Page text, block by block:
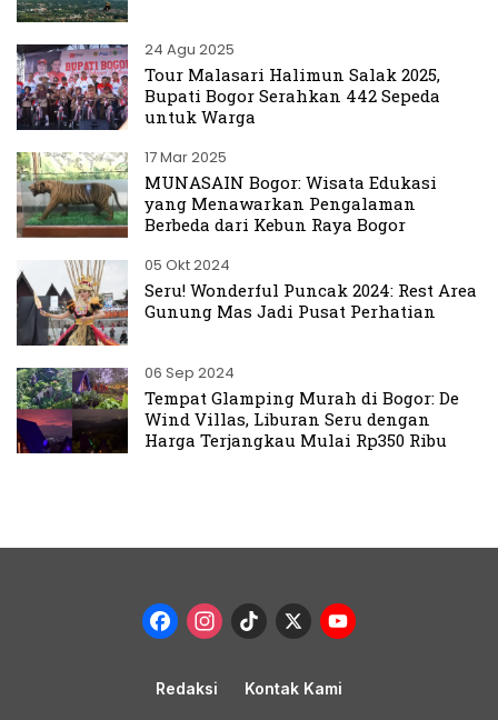
24 Agu 2025
Tour Malasari Halimun Salak 2025,
Bupati Bogor Serahkan 442 Sepeda
untuk Warga
17 Mar 2025
MUNASAIN Bogor: Wisata Edukasi
yang Menawarkan Pengalaman
Berbeda dari Kebun Raya Bogor
05 Okt 2024
Seru! Wonderful Puncak 2024: Rest Area
Gunung Mas Jadi Pusat Perhatian
06 Sep 2024
Tempat Glamping Murah di Bogor: De
Wind Villas, Liburan Seru dengan
Harga Terjangkau Mulai Rp350 Ribu
Facebook
Instagram
TikTok
X
Redaksi Kontak Kami